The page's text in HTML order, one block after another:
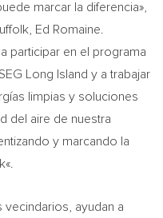
marcar la diferencia»,
Ed Romaine
participar en el programa
Long Island y a trabajar
limpias y soluciones
del aire de nuestra
y marcando la
«.
vecindarios, ayudan a